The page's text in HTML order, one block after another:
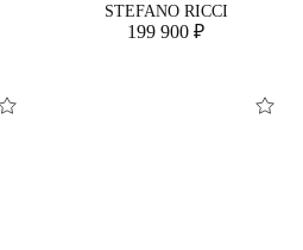
STEFANO RICCI
199 900 ₽